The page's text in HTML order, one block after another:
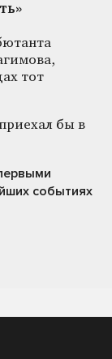
тот
бы в
событиях